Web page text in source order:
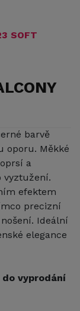
SOFT
barvě
oporu. Měkké
a
vyztužení.
efektem
precizní
Ideální
elegance
vyprodání